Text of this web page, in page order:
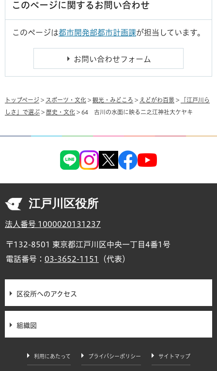
このページに関するお問い合わせ
このページは都市開発部都市計画課が担当しています。
トップページ > スポーツ・文化 > 観光・みどころ > えどがわ百景 > 「江戸川ら
しさ」で選ぶ > 歴史・文化 > 64 古川の水面に映る二之江神社大ケヤキ
江戸川区役所
法人番号 1000020131237
〒132-8501 東京都江戸川区中央一丁目4番1号
電話番号： 03-3652-1151 （代表）
区役所へのアクセス
組織図
利用にあたって プライバシーポリシー サイトマップ